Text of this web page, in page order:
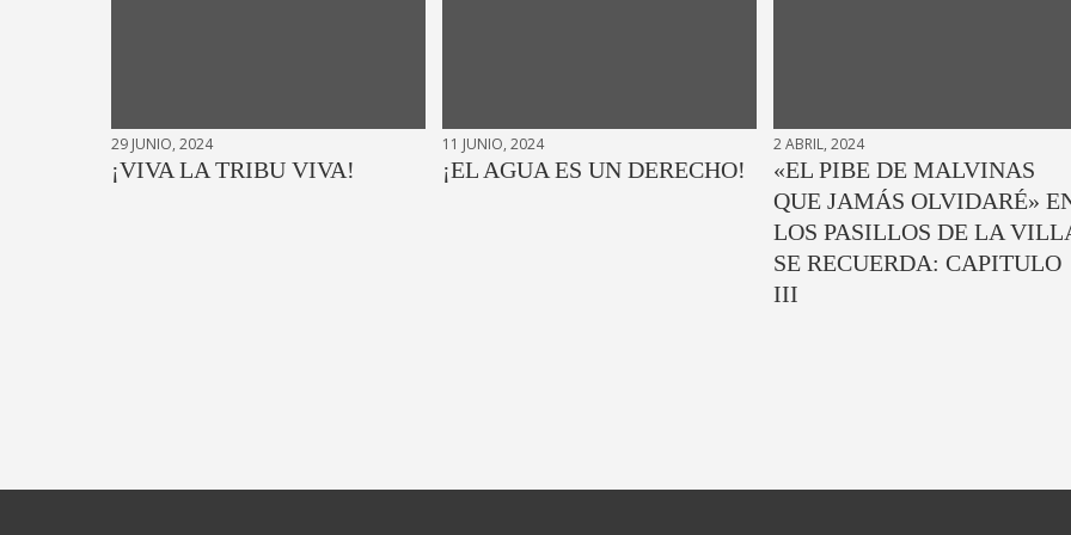
29 JUNIO, 2024
¡VIVA LA TRIBU VIVA!
11 JUNIO, 2024
¡EL AGUA ES UN DERECHO!
2 ABRIL, 2024
«EL PIBE DE MALVINAS
QUE JAMÁS OLVIDARÉ»
LOS PASILLOS DE LA
SE RECUERDA: CAPITULO
III